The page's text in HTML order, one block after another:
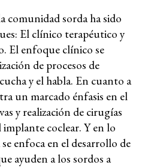
comunidad sorda ha sido
El clínico terapéutico y
El enfoque clínico se
de procesos de
y el habla. En cuanto a
un marcado énfasis en el
y realización de cirugías
coclear. Y en lo
enfoca en el desarrollo de
ayuden a los sordos a